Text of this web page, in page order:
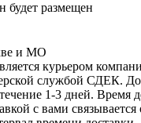
будет размещен
и МО
курьером
службой СДЕК.
1-3 дней. Время
с вами связывается